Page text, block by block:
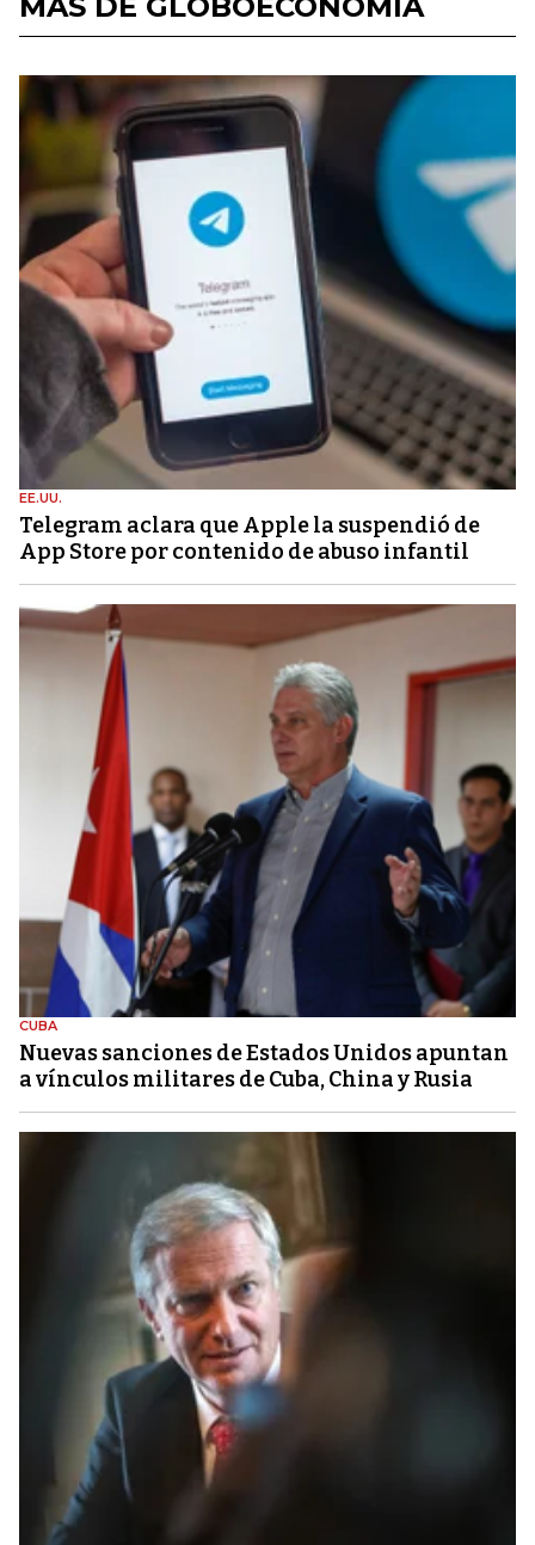
EE.UU.
Telegram aclara que Apple la suspendió de
App Store por contenido de abuso infantil
CUBA
Nuevas sanciones de Estados Unidos apuntan
a vínculos militares de Cuba, China y Rusia